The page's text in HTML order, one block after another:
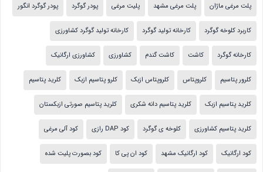
پلت مرغی ماژان پلت مرغی مشهد پلیت مرغی پودر گوگرد پودر گوگرد انگور
کاربرد کلوخه گوگرد کارخانه تولید گوگرد کارخانه تولید گوگرد کشاورزی
کارخانه گوگرد کاشت کاشت گندم کشاورزی کشاورزی ارگانیک
کلرور پتاسیم کلروپتاس کلروپتاس ازبک کلرو پتاسیم ازبک کلرید پتاسیم
کلرید پتاسیم ازبک کلرید پتاسیم دانه شکری کلرید پتاسیم صورتی ازبکستان
کلرید پتاسیم کشاورزی کلوخه ی گوگرد کود DAP رازی کود آلی مرغی
کود ارگانیک کود ارگانیک مشهد کود ان پی کا کود بصورت پلیت شده